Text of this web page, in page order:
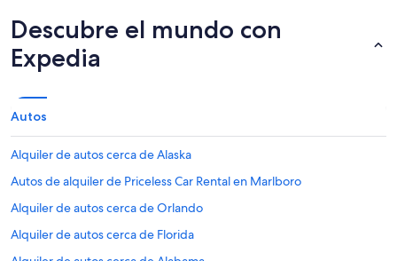
Descubre el mundo con
Expedia
Autos
Alquiler de autos cerca de Alaska
Autos de alquiler de Priceless Car Rental en Marlboro
Alquiler de autos cerca de Orlando
Alquiler de autos cerca de Florida